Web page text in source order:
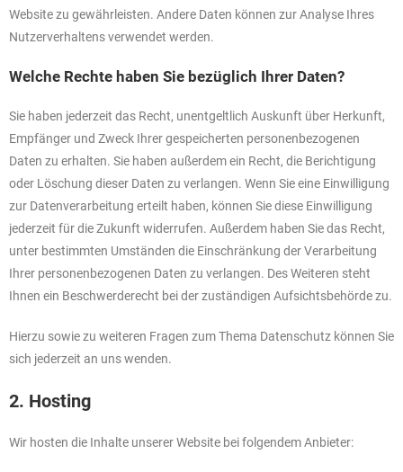
Website zu gewährleisten. Andere Daten können zur Analyse Ihres
Nutzerverhaltens verwendet werden.
Welche Rechte haben Sie bezüglich Ihrer Daten?
Sie haben jederzeit das Recht, unentgeltlich Auskunft über Herkunft,
Empfänger und Zweck Ihrer gespeicherten personenbezogenen
Daten zu erhalten. Sie haben außerdem ein Recht, die Berichtigung
oder Löschung dieser Daten zu verlangen. Wenn Sie eine Einwilligung
zur Datenverarbeitung erteilt haben, können Sie diese Einwilligung
jederzeit für die Zukunft widerrufen. Außerdem haben Sie das Recht,
unter bestimmten Umständen die Einschränkung der Verarbeitung
Ihrer personenbezogenen Daten zu verlangen. Des Weiteren steht
Ihnen ein Beschwerderecht bei der zuständigen Aufsichtsbehörde zu.
Hierzu sowie zu weiteren Fragen zum Thema Datenschutz können Sie
sich jederzeit an uns wenden.
2. Hosting
Wir hosten die Inhalte unserer Website bei folgendem Anbieter: